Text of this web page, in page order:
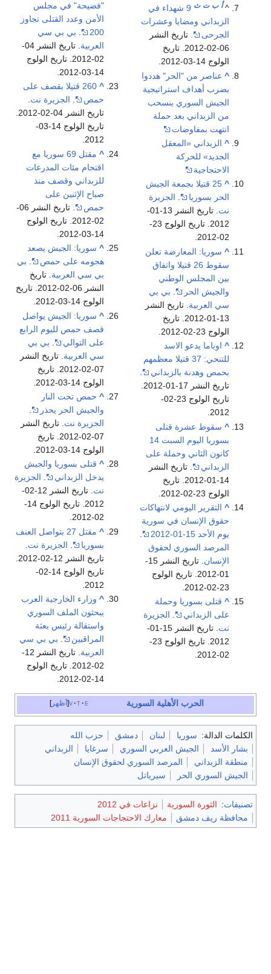
^أ ب ت ث
9 شهداء في
الزبداني ومضايا وعشرات
الجرحى
. تاريخ النشر
06-02-2012. تاريخ
الولوج 14-03-2012.
^ عناصر من "الحر" هددوا
بضرب أهداف استراتيجية
الجيش السوري ينسحب
من الزبداني بعد حملة
انتهت بمفاوضات
^ الزبداني «المعقل
الجديد» للحركة
الاحتجاجية
^
25 قتيلا بجمعة الجيش
الحر بسوريا
. الجزيرة
نت
. تاريخ النشر 13-01-
2012. تاريخ الولوج 23-
02-2012.
^ سوريا: المعارضة تعلن
سقوط 26 قتيلا واتفاق
بين المجلس الوطني
والجيش الحر
بي بي
سي العربية . تاريخ النشر
13-01-2012. تاريخ
الولوج 23-02-2012.
^ اوباما يدعو الاسد
للتنحي: 37 قتيلا معظمهم
بحمص وهدنة بالزبداني
.
تاريخ النشر 17-01-2012.
تاريخ الولوج 23-02-
2012.
^ سقوط عشرة قتلى
بسوريا اليوم السبت 14
كانون الثاني وحملة على
الزبداني
. تاريخ النشر
14-01-2012. تاريخ
الولوج 23-02-2012.
^ التقرير اليومي لانتهاكات
حقوق الإنسان في سورية
يوم الأحد 15-01-2012
المرصد السوري لحقوق
الإنسان
. تاريخ النشر 15-
01-2012. تاريخ الولوج
23-02-2012.
^ قتلى بسوريا وحملة
على الزبداني
. الجزيرة
نت
. تاريخ النشر 15-01-
2012. تاريخ الولوج 23-
02-2012.
"فضيحة" في مجلس
الأمن وعدد القتلى تجاوز
200
بي بي سي
العربية
. تاريخ النشر 04-
02-2012. تاريخ الولوج
14-03-2012.
^
260 قتيلا بقصف على
حمص
. الجزيرة نت.
تاريخ النشر 04-02-2012.
تاريخ الولوج 14-03-
2012.
^
مقتل 69 سوريا مع
اقتحام مئات المدرعات
للزبداني وقصف منذ
صباح الإثنين على
حمص
. تاريخ النشر 06-
02-2012. تاريخ الولوج
14-03-2012.
^ سوريا: الجيش يصعد
هجومه على حمص
. بي
بي سي العربية. تاريخ
النشر 06-02-2012. تاريخ
الولوج 14-03-2012.
^ سوريا: الجيش يواصل
قصف حمص لليوم الرابع
على التوالي
بي بي
سي العربية . تاريخ النشر
07-02-2012. تاريخ
الولوج 14-03-2012.
^ حمص تحت النار
والجيش الحر يحذر
الجزيرة نت . تاريخ النشر
07-02-2012. تاريخ
الولوج 14-03-2012.
^ قتلى بسوريا والجيش
يدخل الزبداني
. الجزيرة
نت
. تاريخ النشر 12-02-
2012. تاريخ الولوج 14-
02-2012.
^
مقتل 27 بتواصل العنف
بسوريا
الجزيرة نت
تاريخ الولوج 14-02-
2012.
^ وزارء الخارجية العرب
يبحثون الملف السوري
واستقالة رئيس بعثة
المراقبين
بي بي سي
العربية
. تاريخ النشر 12-
02-2012. تاريخ الولوج
14-02-2012.
أظهر v t e الحرب الأهلية السورية
الكلمات الدالة: سوريا لبنان دمشق
حزب الله
بشار الأسد
الجيش العربي السوري سرغايا
الزبداني
منطقة الزبداني
المرصد السوري لحقوق الإنسان
الجيش السوري الحر
سيرياتل
تصنيفات: الثورة السورية
نزاعات في 2012
محافظة ريف دمشق
معارك الاحتجاجات السورية 2011